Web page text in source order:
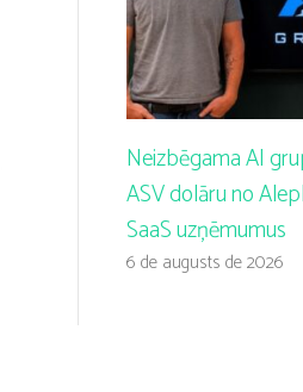
Neizbēgama AI
ASV dolāru no
SaaS uzņēmumus
6 de augusts de 2026